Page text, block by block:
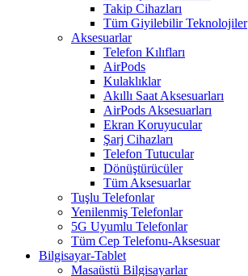
Takip Cihazları
Tüm Giyilebilir Teknolojiler
Aksesuarlar
Telefon Kılıfları
AirPods
Kulaklıklar
Akıllı Saat Aksesuarları
AirPods Aksesuarları
Ekran Koruyucular
Şarj Cihazları
Telefon Tutucular
Dönüştürücüler
Tüm Aksesuarlar
Tuşlu Telefonlar
Yenilenmiş Telefonlar
5G Uyumlu Telefonlar
Tüm Cep Telefonu-Aksesuar
Bilgisayar-Tablet
Masaüstü Bilgisayarlar